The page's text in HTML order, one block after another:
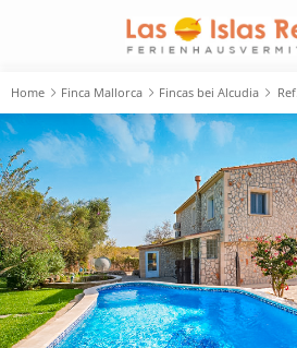
Home Finca Mallorca Fincas bei Alcudia